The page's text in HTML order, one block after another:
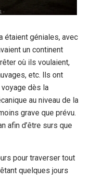
étaient géniales, avec
un continent
où ils voulaient,
etc. lls ont
dès la
au niveau de la
grave que prévu.
afin d’être surs que
pour traverser tout
quelques jours